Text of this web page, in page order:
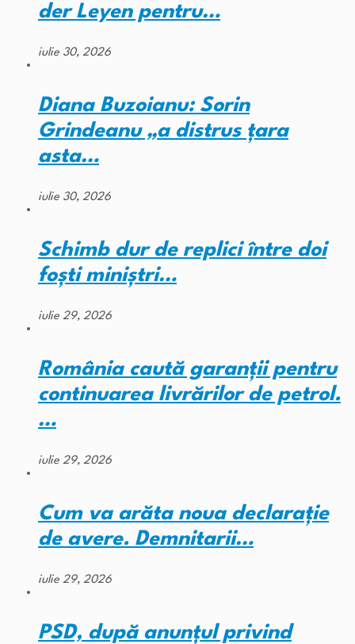
der Leyen pentru…
iulie 30, 2026
Diana Buzoianu: Sorin
Grindeanu „a distrus țara
asta…
iulie 30, 2026
Schimb dur de replici între doi
foști miniștri…
iulie 29, 2026
România caută garanții pentru
continuarea livrărilor de petrol.
…
iulie 29, 2026
Cum va arăta noua declarație
de avere. Demnitarii…
iulie 29, 2026
PSD, după anunțul privind